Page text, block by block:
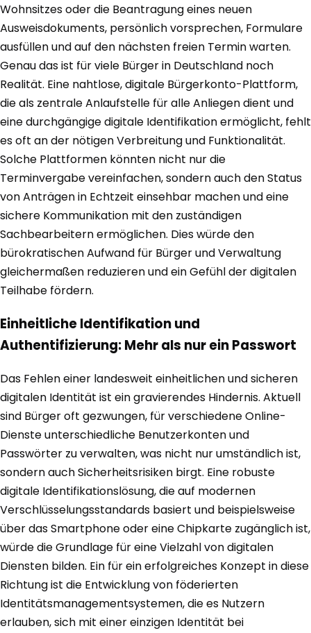
Wohnsitzes oder die Beantragung eines neuen
Ausweisdokuments, persönlich vorsprechen, Formulare
ausfüllen und auf den nächsten freien Termin warten.
Genau das ist für viele Bürger in Deutschland noch
Realität. Eine nahtlose, digitale Bürgerkonto-Plattform,
die als zentrale Anlaufstelle für alle Anliegen dient und
eine durchgängige digitale Identifikation ermöglicht, fehlt
es oft an der nötigen Verbreitung und Funktionalität.
Solche Plattformen könnten nicht nur die
Terminvergabe vereinfachen, sondern auch den Status
von Anträgen in Echtzeit einsehbar machen und eine
sichere Kommunikation mit den zuständigen
Sachbearbeitern ermöglichen. Dies würde den
bürokratischen Aufwand für Bürger und Verwaltung
gleichermaßen reduzieren und ein Gefühl der digitalen
Teilhabe fördern.
Einheitliche Identifikation und
Authentifizierung: Mehr als nur ein Passwort
Das Fehlen einer landesweit einheitlichen und sicheren
digitalen Identität ist ein gravierendes Hindernis. Aktuell
sind Bürger oft gezwungen, für verschiedene Online-
Dienste unterschiedliche Benutzerkonten und
Passwörter zu verwalten, was nicht nur umständlich ist,
sondern auch Sicherheitsrisiken birgt. Eine robuste
digitale Identifikationslösung, die auf modernen
Verschlüsselungsstandards basiert und beispielsweise
über das Smartphone oder eine Chipkarte zugänglich ist,
würde die Grundlage für eine Vielzahl von digitalen
Diensten bilden. Ein für ein erfolgreiches Konzept in diese
Richtung ist die Entwicklung von föderierten
Identitätsmanagementsystemen, die es Nutzern
erlauben, sich mit einer einzigen Identität bei